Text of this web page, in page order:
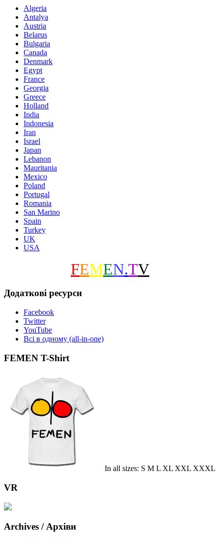
Algeria
Antalya
Austria
Belarus
Bulgaria
Canada
Denmark
Egypt
France
Georgia
Greece
Holland
India
Indonesia
Iran
Israel
Japan
Lebanon
Mauritania
Mexico
Poland
Portugal
Romania
San Marino
Spain
Turkey
UK
USA
FEMEN.TV
Додаткові ресурси
Facebook
Twitter
YouTube
Всі в одному (all-in-one)
FEMEN T-Shirt
In all sizes: S M L XL XXL XXXL
VR
Archives / Архіви